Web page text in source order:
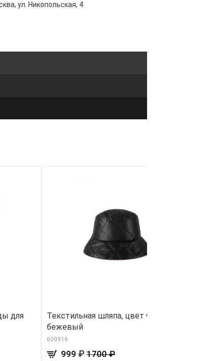
ул. Никопольская, 4
для
Текстильная шляпа, цвет черный/
бежевый
600916
999 ₽ 1700 ₽